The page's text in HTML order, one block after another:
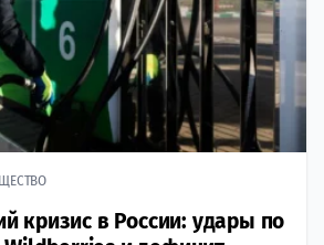
кризис в России: удары по